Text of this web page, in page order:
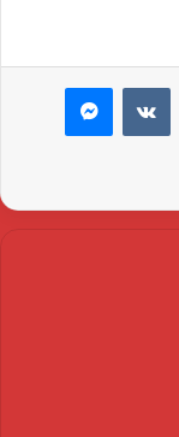
ماسنجر